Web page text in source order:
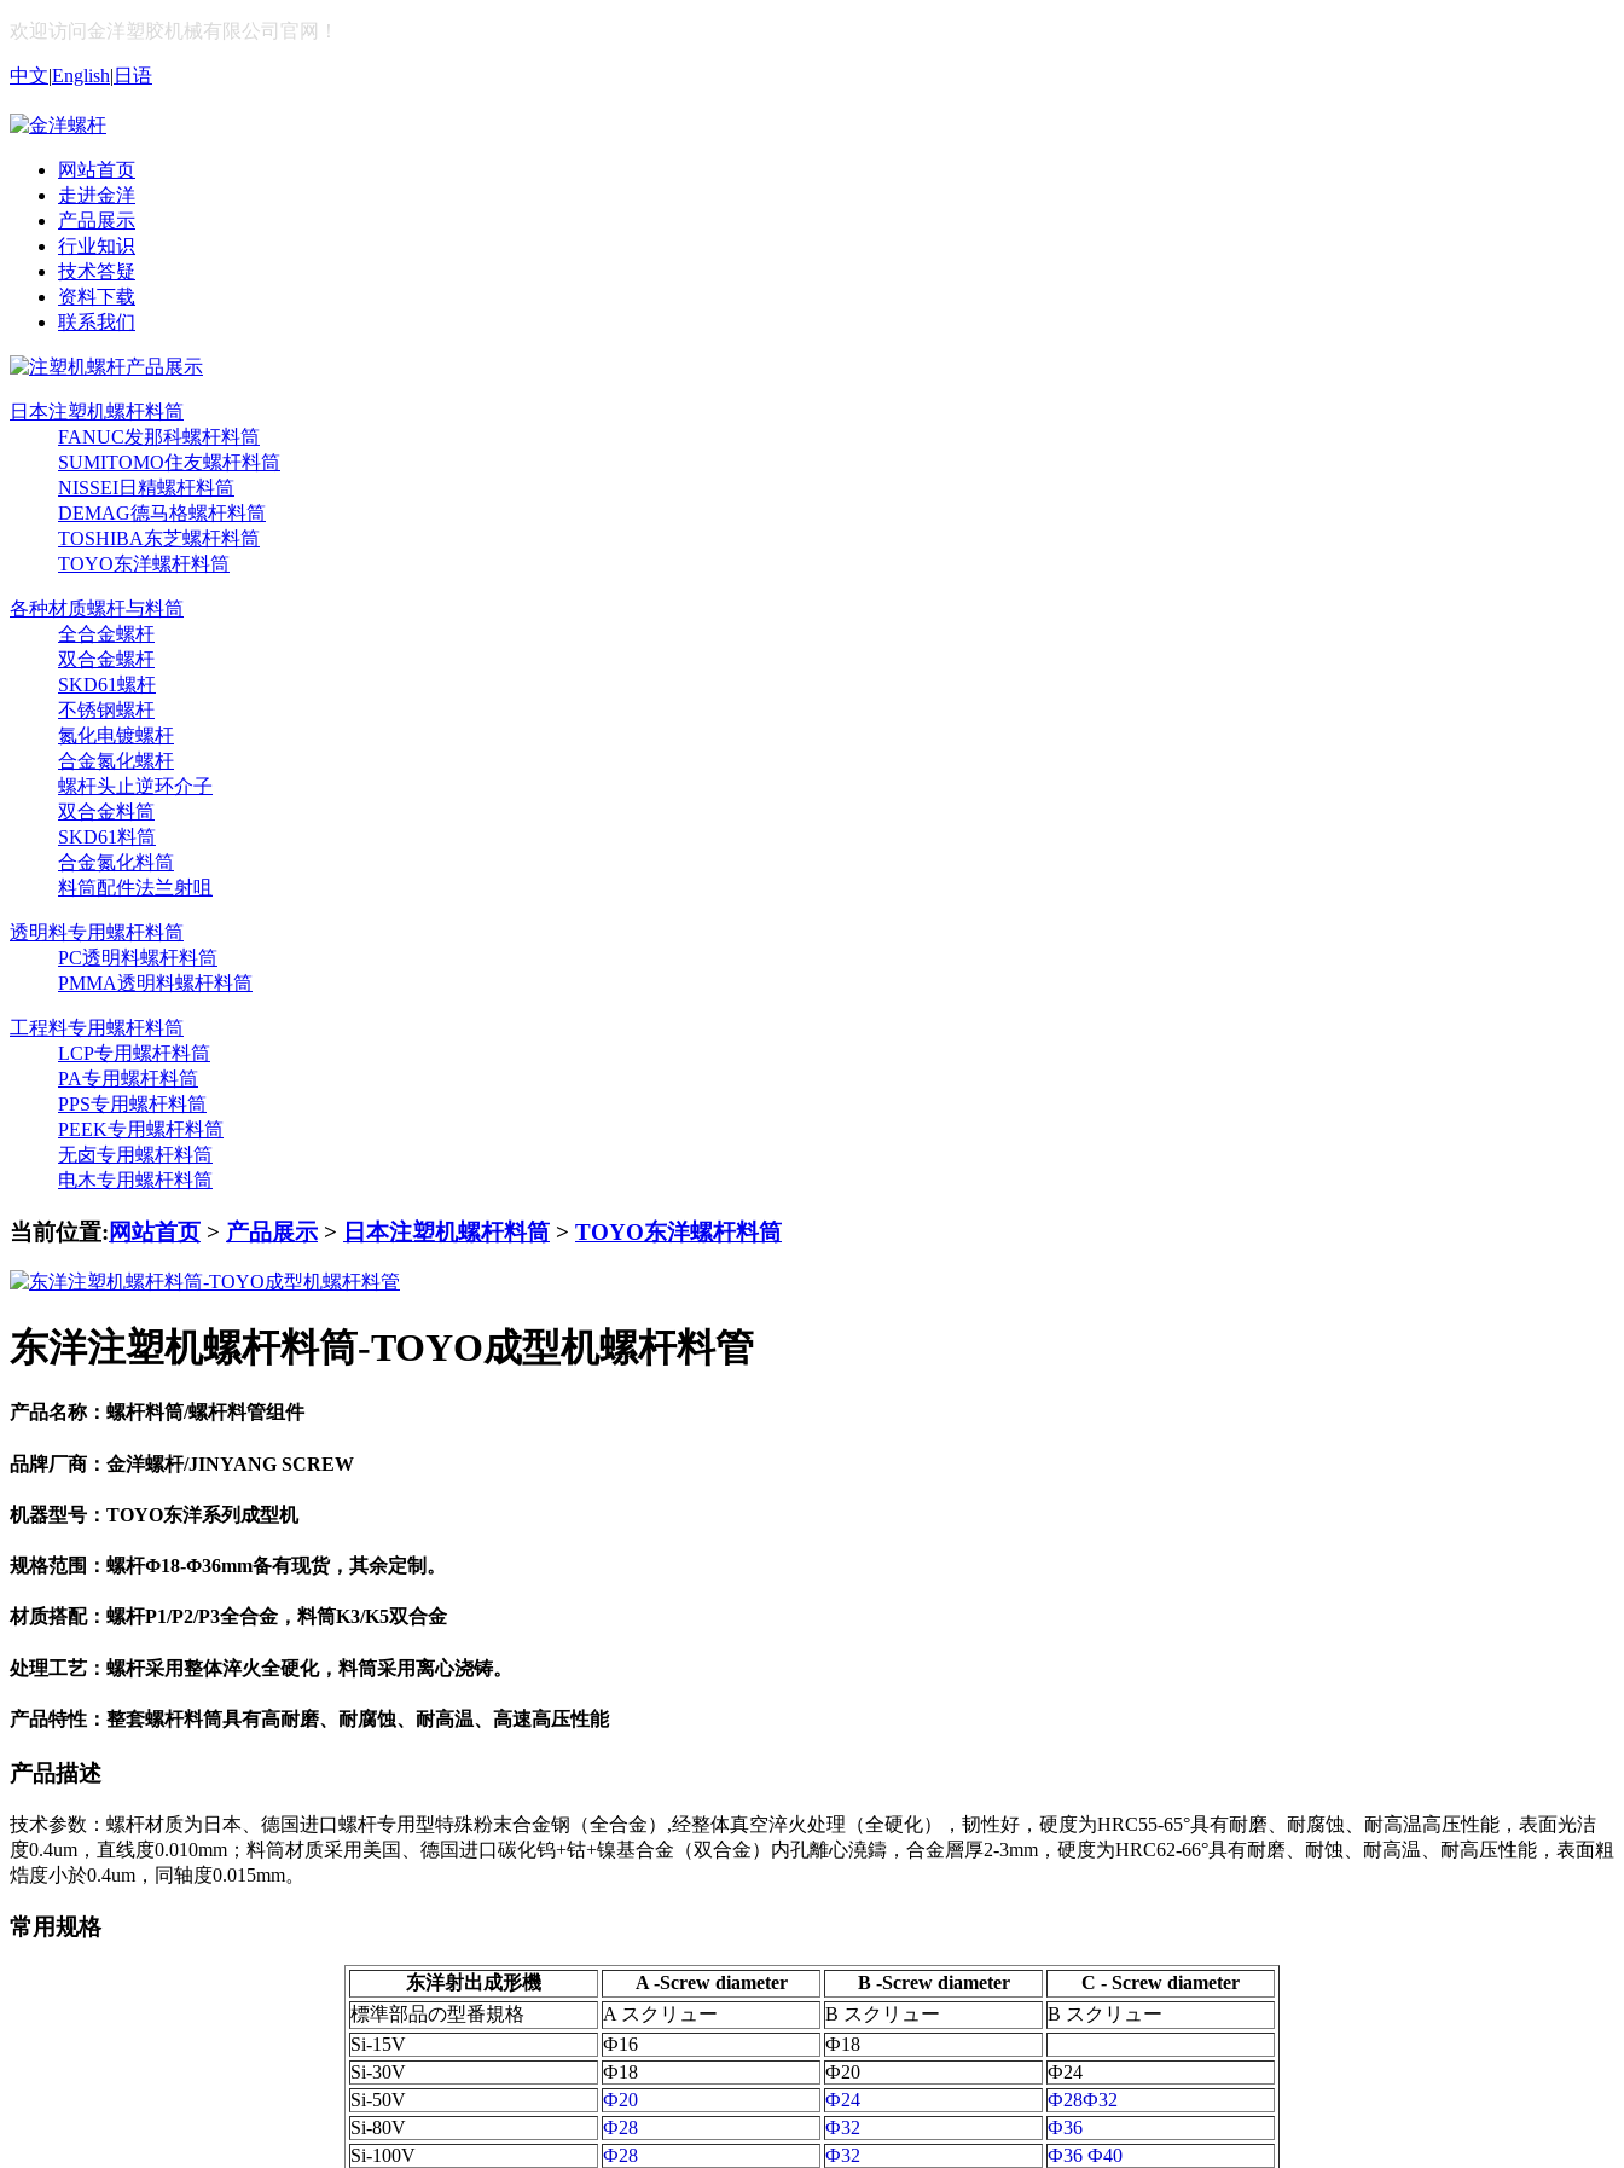
欢迎访问金洋塑胶机械有限公司官网！
中文|English| 日语
网站首页
走进金洋
产品展示
行业知识
技术答疑
资料下载
联系我们
日本注塑机螺杆料筒
FANUC发那科螺杆料筒
SUMITOMO住友螺杆料筒
NISSEI日精螺杆料筒
DEMAG德马格螺杆料筒
TOSHIBA东芝螺杆料筒
TOYO东洋螺杆料筒
各种材质螺杆与料筒
全合金螺杆
双合金螺杆
SKD61螺杆
不锈钢螺杆
氮化电镀螺杆
合金氮化螺杆
螺杆头止逆环介子
双合金料筒
SKD61料筒
合金氮化料筒
料筒配件法兰射咀
透明料专用螺杆料筒
PC透明料螺杆料筒
PMMA透明料螺杆料筒
工程料专用螺杆料筒
LCP专用螺杆料筒
PA专用螺杆料筒
PPS专用螺杆料筒
PEEK专用螺杆料筒
无卤专用螺杆料筒
电木专用螺杆料筒
当前位置:网站首页 > 产品展示 > 日本注塑机螺杆料筒 > TOYO东洋螺杆料筒
东洋注塑机螺杆料筒-TOYO成型机螺杆料管
产品名称：螺杆料筒/螺杆料管组件
品牌厂商：金洋螺杆/JINYANG SCREW
机器型号：TOYO东洋系列成型机
规格范围：螺杆Φ18-Φ36mm备有现货，其余定制。
材质搭配：螺杆P1/P2/P3全合金，料筒K3/K5双合金
处理工艺：螺杆采用整体淬火全硬化，料筒采用离心浇铸。
产品特性：整套螺杆料筒具有高耐磨、耐腐蚀、耐高温、高速高压性能
产品描述
技术参数：螺杆材质为日本、德国进口螺杆专用型特殊粉末合金钢（全合金）,经整体真空淬火处理（全硬化），韧性好，硬度为HRC55-65°具有耐磨、耐腐蚀、耐高温高压性能，表面光洁
度0.4um，直线度0.010mm；料筒材质采用美国、德国进口碳化钨+钴+镍基合金（双合金）内孔離心澆鑄，合金層厚2-3mm，硬度为HRC62-66°具有耐磨、耐蚀、耐高温、耐高压性能，表面粗
焅度小於0.4um，同轴度0.015mm。
常用规格
东洋射出成形機 A -Screw diameter B -Screw diameter
C - Screw diameter
標準部品の型番規格
A スクリュー B スクリュー
B スクリュー
Si-15V
Ф16
Ф18
Si-30V
Ф18 Ф20
Ф24
Si-50V
Ф20 Ф24 Ф28Ф32
Si-80V
Ф28 Ф32
Ф36
Si-100V
Ф28 Ф32
Ф36 Ф40